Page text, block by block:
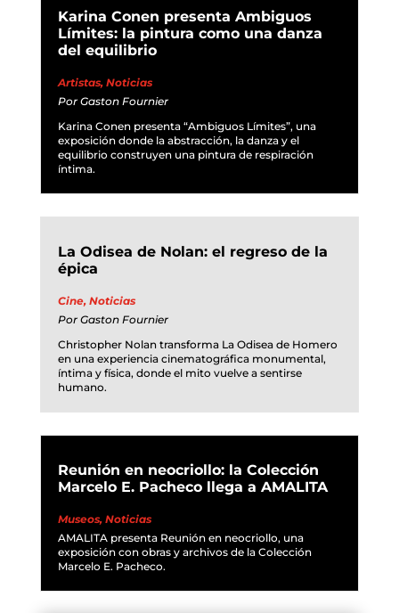
Karina Conen presenta Ambiguos
Límites: la pintura como una danza
del equilibrio
Artistas, Noticias
Por Gaston Fournier
Karina Conen presenta “Ambiguos Límites”, una
exposición donde la abstracción, la danza y el
equilibrio construyen una pintura de respiración
íntima.
La Odisea de Nolan: el regreso de la
épica
Cine, Noticias
Por Gaston Fournier
Christopher Nolan transforma La Odisea de Homero
en una experiencia cinematográfica monumental,
íntima y física, donde el mito vuelve a sentirse
humano.
Reunión en neocriollo: la Colección
Marcelo E. Pacheco llega a AMALITA
Museos, Noticias
AMALITA presenta Reunión en neocriollo, una
exposición con obras y archivos de la Colección
Marcelo E. Pacheco.